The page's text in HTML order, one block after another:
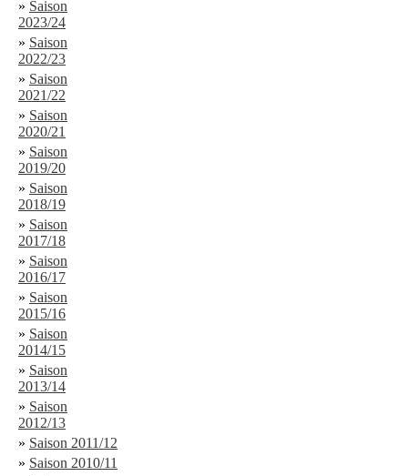
» Saison
2023/24
» Saison
2022/23
» Saison
2021/22
» Saison
2020/21
» Saison
2019/20
» Saison
2018/19
» Saison
2017/18
» Saison
2016/17
» Saison
2015/16
» Saison
2014/15
» Saison
2013/14
» Saison
2012/13
» Saison 2011/12
» Saison 2010/11